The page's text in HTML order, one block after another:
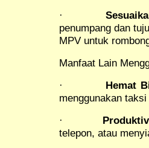
·
penumpang dan
MPV untuk
Manfaat Lain
· Hemat
menggunakan
·
telepon, atau